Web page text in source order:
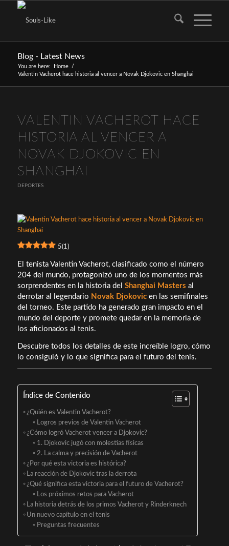
Blog - Latest News
You are here: Home
/
Valentin Vacherot hace historia al vencer a Novak Djokovic en Shanghai
VALENTIN VACHEROT HACE
HISTORIA AL VENCER A
NOVAK DJOKOVIC EN
SHANGHAI
DEPORTES
5(1)
El tenista Valentin Vacherot, clasificado como el número
204 del mundo, protagonizó uno de los momentos más
sorprendentes en la historia del Shanghai Masters al
derrotar al legendario Novak Djokovicen las semifinales
del torneo. Este partido ha generado gran impacto en el
mundo del deporte y promete quedar en la memoria de
los aficionados al tenis.
Descubre todos los detalles de este increíble logro, cómo
lo consiguió y lo que significa para el futuro del tenis.
Índice de Contenido
¿Quién es Valentin Vacherot?
Logros previos de Valentin Vacherot
¿Cómo logró Vacherot vencer a Djokovic?
1. Djokovic jugó con molestias físicas
2. La calma y precisión de Vacherot
¿Por qué esta victoria es histórica?
La reacción de Djokovic tras la derrota
¿Qué significa esta victoria para el futuro de Vacherot?
Los próximos retos para Vacherot
La historia detrás de los primos Vacherot y Rinderknech
Un nuevo capítulo en el tenis
Preguntas frecuentes